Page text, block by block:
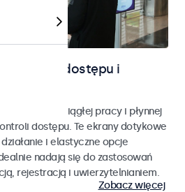
kontroli dostępu i
do ciągłej pracy i płynnej
dostępu. Te ekrany dotykowe
i elastyczne opcje
nadają się do zastosowań
rejestracją i uwierzytelnianiem.
Zobacz więcej